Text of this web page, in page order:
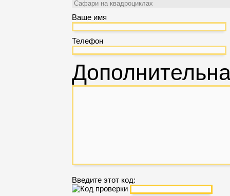
Ваше имя
Телефон
Введите этот код: